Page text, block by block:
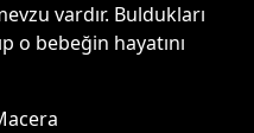
vardır. Buldukları
o bebeğin hayatını